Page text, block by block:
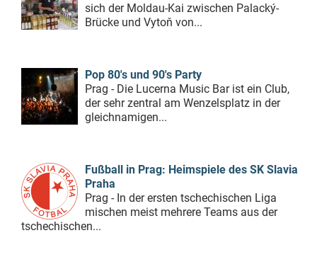
sich der Moldau-Kai zwischen Palacký-
Brücke und Vytoň von...
Pop 80's und 90's Party
Prag - Die Lucerna Music Bar ist ein Club,
der sehr zentral am Wenzelsplatz in der
gleichnamigen...
Fußball in Prag: Heimspiele des SK Slavia
Praha
Prag - In der ersten tschechischen Liga
mischen meist mehrere Teams aus der
tschechischen...